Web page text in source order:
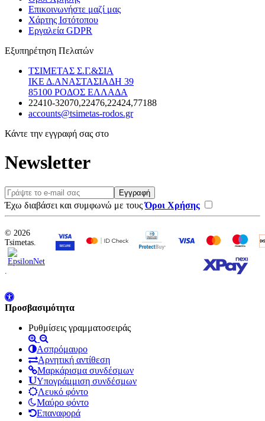
Επικοινωνήστε μαζί μας
Χάρτης Ιστότοπου
Εργαλεία GDPR
Εξυπηρέτηση Πελατών
ΤΣΙΜΕΤΑΣ Σ.Γ.&ΣΙΑ
ΙΚΕ Δ.ΑΝΑΣΤΑΣΙΑΔΗ 39
85100 ΡΟΔΟΣ ΕΛΛΑΔΑ
22410-32070,22476,22424,77188
accounts@tsimetas-rodos.gr
Κάντε την εγγραφή σας στο
Newsletter
Email Εγγραφή
Έχω διαβάσει και συμφωνώ με τουςΌροι Χρήσης Agree
© 2026
Tsimetas.
Προσβασιμότητα
Προσβασιμότητα
Ρυθμίσεις γραμματοσειράς
Ασπρόμαυρο
Αρνητική αντίθεση
Μαρκάρισμα συνδέσμων
Υπογράμμιση συνδέσμων
Λευκό φόντο
Μαύρο φόντο
Επαναφορά